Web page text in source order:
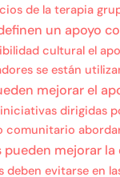
de la terapia
un apoyo
cultural el
se están
mejorar el
dirigidas
comunitario
mejorar
deben evitarse en